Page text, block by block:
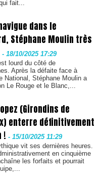
fait...
dans le
Stéphane Moulin très
- 18/10/2025 17:29
lourd du côté de
Après la défaite face à
National, Stéphane Moulin a
Le Rouge et le Blanc,...
(Girondins de
enterre définitivement
! - 15/10/2025 11:29
vit ses dernières heures.
en cinquième
les forfaits et pourrait